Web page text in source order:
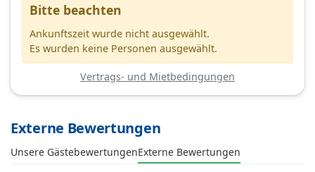
Bitte beachten
Ankunftszeit wurde nicht ausgewählt.
Es wurden keine Personen ausgewählt.
Vertrags- und Mietbedingungen
Externe Bewertungen
Unsere GästebewertungenExterne Bewertungen